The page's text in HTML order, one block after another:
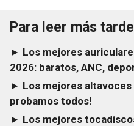
Para leer más
► Los mejores
2026: baratos, ANC,
► Los mejores altavoces
probamos todos!
► Los mejores